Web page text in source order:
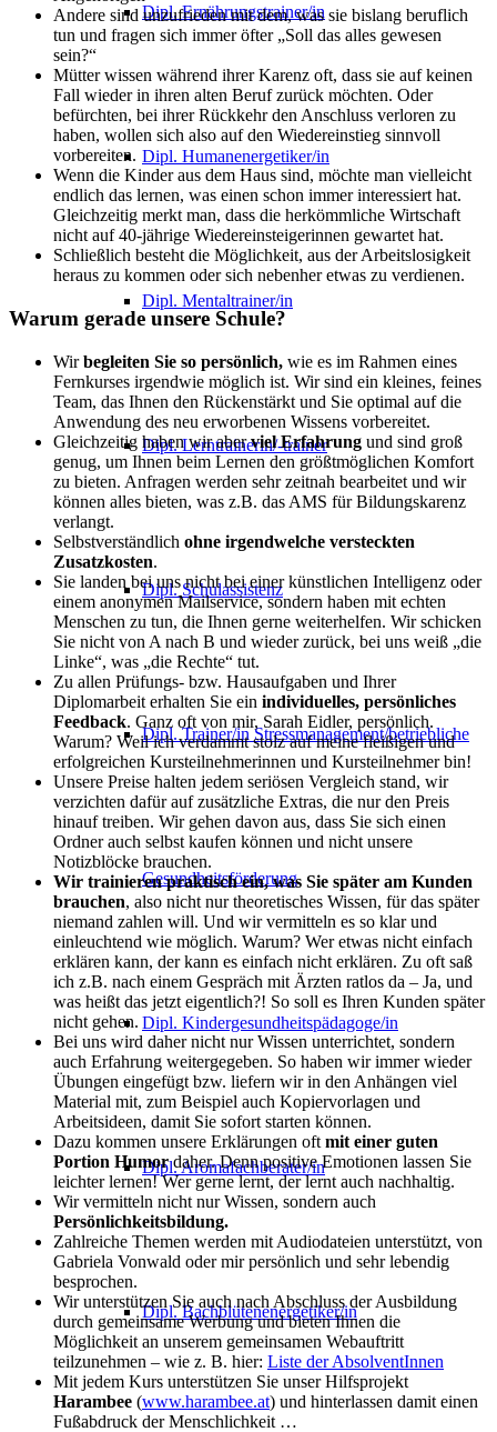
Dipl. Ernährungstrainer/in
Dipl. Humanenergetiker/in
Dipl. Mentaltrainer/in
Dipl. Lerntrainerin/-trainer
Dipl. Schulassistenz
Dipl. Trainer/in Stressmanagement/betriebliche
Gesundheitsförderung
Dipl. Kindergesundheitspädagoge/in
Dipl. Aromafachberater/in
Dipl. Bachblütenenergetiker/in
Andere sind unzufrieden mit dem, was sie bislang beruflich
tun und fragen sich immer öfter „Soll das alles gewesen
sein?“
Mütter wissen während ihrer Karenz oft, dass sie auf keinen
Fall wieder in ihren alten Beruf zurück möchten. Oder
befürchten, bei ihrer Rückkehr den Anschluss verloren zu
haben, wollen sich also auf den Wiedereinstieg sinnvoll
vorbereiten.
Wenn die Kinder aus dem Haus sind, möchte man vielleicht
endlich das lernen, was einen schon immer interessiert hat.
Gleichzeitig merkt man, dass die herkömmliche Wirtschaft
nicht auf 40-jährige Wiedereinsteigerinnen gewartet hat.
Schließlich besteht die Möglichkeit, aus der Arbeitslosigkeit
heraus zu kommen oder sich nebenher etwas zu verdienen.
Warum gerade unsere Schule?
Wirbegleiten Sie so persönlich, wie es im Rahmen eines
Fernkurses irgendwie möglich ist. Wir sind ein kleines, feines
Team, das Ihnen den Rückenstärkt und Sie optimal auf die
Anwendung des neu erworbenen Wissens vorbereitet.
Gleichzeitig haben wir aberviel Erfahrung und sind groß
genug, um Ihnen beim Lernen den größtmöglichen Komfort
zu bieten. Anfragen werden sehr zeitnah bearbeitet und wir
können alles bieten, was z.B. das AMS für Bildungskarenz
verlangt.
Selbstverständlich ohne irgendwelche versteckten
Zusatzkosten.
Sie landen bei uns nicht bei einer künstlichen Intelligenz oder
einem anonymen Mailservice, sondern haben mit echten
Menschen zu tun, die Ihnen gerne weiterhelfen. Wir schicken
Sie nicht von A nach B und wieder zurück, bei uns weiß „die
Linke“, was „die Rechte“ tut.
Zu allen Prüfungs- bzw. Hausaufgaben und Ihrer
Diplomarbeit erhalten Sie ein individuelles, persönliches
Feedback. Ganz oft von mir, Sarah Eidler, persönlich.
Warum? Weil ich verdammt stolz auf meine fleißigen und
erfolgreichen Kursteilnehmerinnen und Kursteilnehmer bin!
Unsere Preise halten jedem seriösen Vergleich stand, wir
verzichten dafür auf zusätzliche Extras, die nur den Preis
hinauf treiben. Wir gehen davon aus, dass Sie sich einen
Ordner auch selbst kaufen können und nicht unsere
Notizblöcke brauchen.
Wir trainieren praktisch ein, was Sie später am Kunden
brauchen, also nicht nur theoretisches Wissen, für das später
niemand zahlen will. Und wir vermitteln es so klar und
einleuchtend wie möglich. Warum? Wer etwas nicht einfach
erklären kann, der kann es einfach nicht erklären. Zu oft saß
ich z.B. nach einem Gespräch mit Ärzten ratlos da – Ja, und
was heißt das jetzt eigentlich?! So soll es Ihren Kunden später
nicht gehen.
Bei uns wird daher nicht nur Wissen unterrichtet, sondern
auch Erfahrung weitergegeben. So haben wir immer wieder
Übungen eingefügt bzw. liefern wir in den Anhängen viel
Material mit, zum Beispiel auch Kopiervorlagen und
Arbeitsideen, damit Sie sofort starten können.
Dazu kommen unsere Erklärungen oft mit einer guten
Portion Humordaher. Denn positive Emotionen lassen Sie
leichter lernen! Wer gerne lernt, der lernt auch nachhaltig.
Wir vermitteln nicht nur Wissen, sondern auch
Persönlichkeitsbildung.
Zahlreiche Themen werden mit Audiodateien unterstützt, von
Gabriela Vonwald oder mir persönlich und sehr lebendig
besprochen.
Wir unterstützen Sie auch nach Abschluss der Ausbildung
durch gemeinsame Werbung und bieten Ihnen die
Möglichkeit an unserem gemeinsamen Webauftritt
teilzunehmen – wie z. B. hier: Liste der AbsolventInnen
Mit jedem Kurs unterstützen Sie unser Hilfsprojekt
Harambee (www.harambee.at) und hinterlassen damit einen
Fußabdruck der Menschlichkeit …